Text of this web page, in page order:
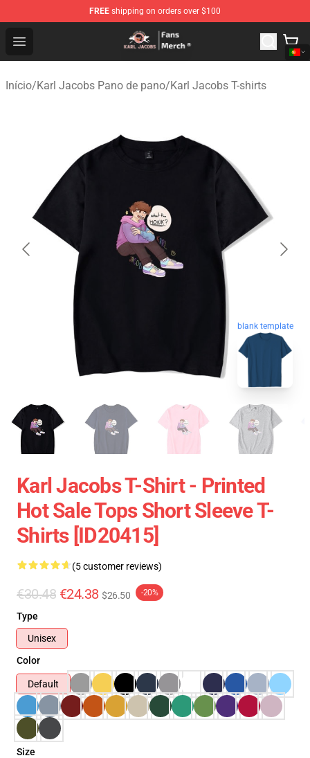
FREE shipping on orders over $100
Open menu
Karl Jacobs Store - Official Karl Jacobs Merchandise
Início/Karl Jacobs Pano de pano/Karl Jacobs T-shirts
blank template
Karl Jacobs T-Shirt - Printed
Hot Sale Tops Short Sleeve T-
Shirts [ID20415]
(5 customer reviews)
€30.48 €24.38 $26.50 -20%
Type
Unisex
Color
Default
Size